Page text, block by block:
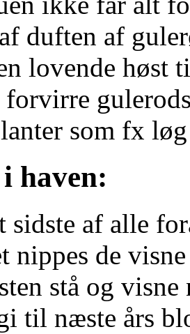
duften af
lovende høst
forvirre
som fx
haven:
sidste af alle
nippes de
stå og
til næste års